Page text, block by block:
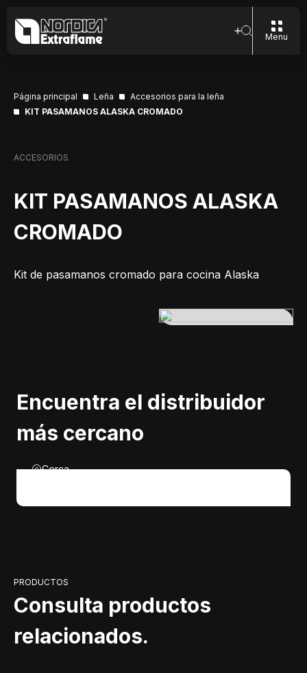
Menu
Página principal Leña
Accesorios para la leña
KIT PASAMANOS ALASKA CROMADO
ACCESORIOS
KIT PASAMANOS ALASKA
CROMADO
Kit de pasamanos cromado para cocina Alaska
Encuentra el distribuidor
más cercano
Cerca
PRODUCTOS
Consulta productos
relacionados.